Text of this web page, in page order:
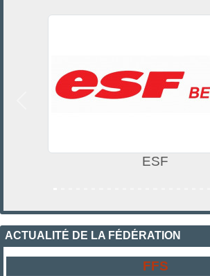
ESF
ACTUALITÉ DE LA FÉDÉRATION
FFS